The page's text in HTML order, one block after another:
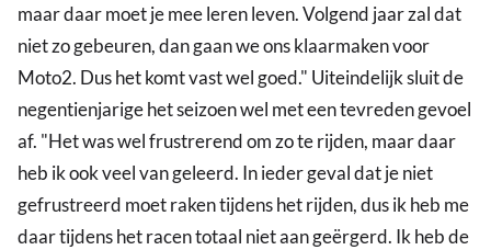
maar daar moet je mee leren leven. Volgend jaar zal dat
niet zo gebeuren, dan gaan we ons klaarmaken voor
Moto2. Dus het komt vast wel goed." Uiteindelijk sluit de
negentienjarige het seizoen wel met een tevreden gevoel
af. "Het was wel frustrerend om zo te rijden, maar daar
heb ik ook veel van geleerd. In ieder geval dat je niet
gefrustreerd moet raken tijdens het rijden, dus ik heb me
daar tijdens het racen totaal niet aan geërgerd. Ik heb de